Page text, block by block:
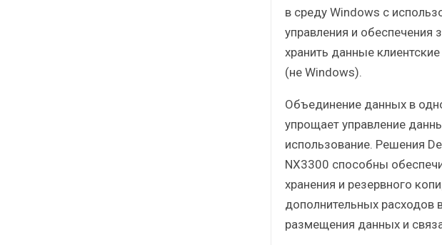
в среду Windows с
управления и обеспечения
хранить данные
(не Windows).
Объединение данных в
упрощает управление
использование. Решения
NX3300 способны
хранения и резервного
дополнительных расходов
размещения данных и